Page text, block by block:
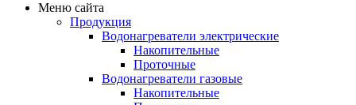
Меню сайта
Продукция
Водонагреватели электрические
Накопительные
Проточные
Водонагреватели газовые
Накопительные